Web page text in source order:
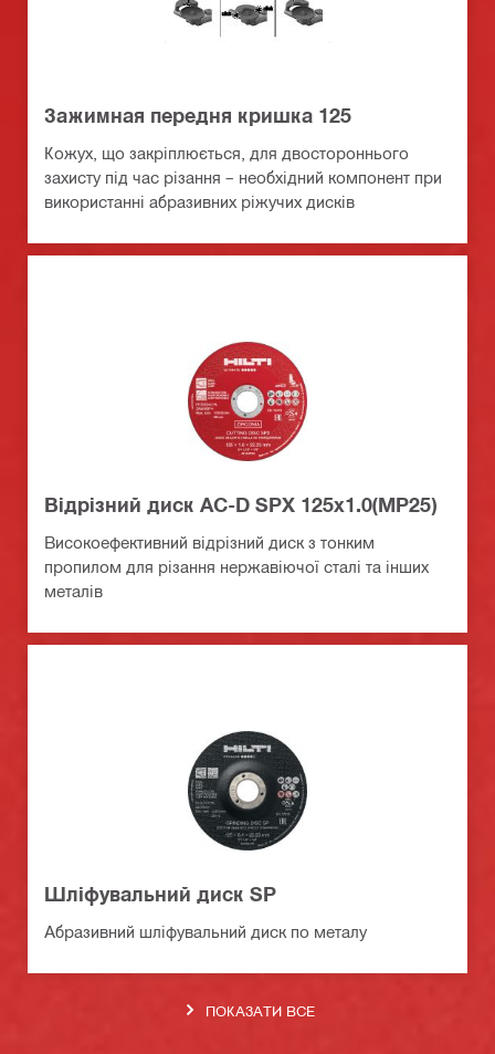
Зажимная передня кришка 125
Кожух, що закріплюється, для двостороннього
захисту під час різання – необхідний компонент при
використанні абразивних ріжучих дисків
Вiдрiзний диск AC-D SPX 125x1.0(MP25)
Високоефективний відрізний диск з тонким
пропилом для різання нержавіючої сталі та інших
металів
Шліфувальний диск SP
Абразивний шліфувальний диск по металу
ПОКАЗАТИ ВСЕ